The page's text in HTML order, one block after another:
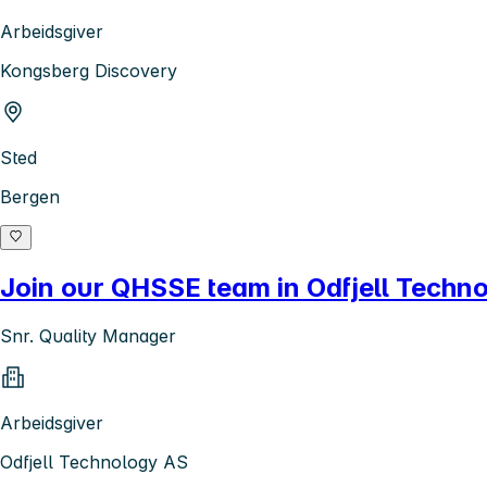
Arbeidsgiver
Kongsberg Discovery
Sted
Bergen
Join our QHSSE team in Odfjell
Snr. Quality Manager
Arbeidsgiver
Odfjell Technology AS